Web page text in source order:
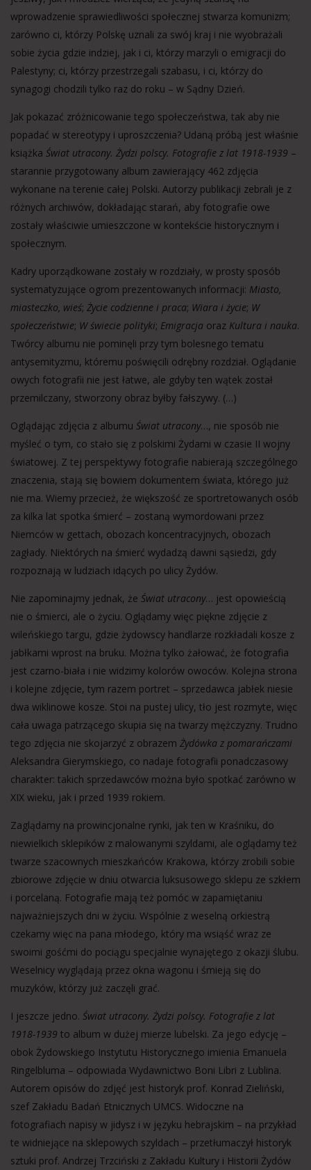
wprowadzenie sprawiedliwości społecznej stwarza komunizm;
zarówno ci, którzy Polskę uznali za swój kraj i nie wyobrażali
sobie życia gdzie indziej, jak i ci, którzy marzyli o emigracji do
Palestyny; ci, którzy przestrzegali szabasu, i ci, którzy do
synagogi chodzili tylko raz do roku – w Sądny Dzień.
Jak pokazać zróżnicowanie tego społeczeństwa, tak aby nie
popadać w stereotypy i uproszczenia? Udaną próbą jest właśnie
książka Świat utracony. Żydzi polscy. Fotografie z lat 1918-1939 –
starannie przygotowany album zawierający 462 zdjęcia
wykonane na terenie całej Polski. Autorzy publikacji zebrali je z
różnych archiwów, dokładając starań, aby fotografie owe
zostały właściwie umieszczone w kontekście historycznym i
społecznym.
Kadry uporządkowane zostały w rozdziały, w prosty sposób
systematyzujące ogrom prezentowanych informacji: Miasto,
miasteczko, wieś; Życie codzienne i praca; Wiara i życie; W
społeczeństwie; W świecie polityki; Emigracja oraz Kultura i nauka.
Twórcy albumu nie pominęli przy tym bolesnego tematu
antysemityzmu, któremu poświęcili odrębny rozdział. Oglądanie
owych fotografii nie jest łatwe, ale gdyby ten wątek został
przemilczany, stworzony obraz byłby fałszywy. (…)
Oglądając zdjęcia z albumu Świat utracony…, nie sposób nie
myśleć o tym, co stało się z polskimi Żydami w czasie II wojny
światowej. Z tej perspektywy fotografie nabierają szczególnego
znaczenia, stają się bowiem dokumentem świata, którego już
nie ma. Wiemy przecież, że większość ze sportretowanych osób
za kilka lat spotka śmierć – zostaną wymordowani przez
Niemców w gettach, obozach koncentracyjnych, obozach
zagłady. Niektórych na śmierć wydadzą dawni sąsiedzi, gdy
rozpoznają w ludziach idących po ulicy Żydów.
Nie zapominajmy jednak, że Świat utracony… jest opowieścią
nie o śmierci, ale o życiu. Oglądamy więc piękne zdjęcie z
wileńskiego targu, gdzie żydowscy handlarze rozkładali kosze z
jabłkami wprost na bruku. Można tylko żałować, że fotografia
jest czarno-biała i nie widzimy kolorów owoców. Kolejna strona
i kolejne zdjęcie, tym razem portret – sprzedawca jabłek niesie
dwa wiklinowe kosze. Stoi na pustej ulicy, tło jest rozmyte, więc
cała uwaga patrzącego skupia się na twarzy mężczyzny. Trudno
tego zdjęcia nie skojarzyć z obrazem Żydówka z pomarańczami
Aleksandra Gierymskiego, co nadaje fotografii ponadczasowy
charakter: takich sprzedawców można było spotkać zarówno w
XIX wieku, jak i przed 1939 rokiem.
Zaglądamy na prowincjonalne rynki, jak ten w Kraśniku, do
niewielkich sklepików z malowanymi szyldami, ale oglądamy też
twarze szacownych mieszkańców Krakowa, którzy zrobili sobie
zbiorowe zdjęcie w dniu otwarcia luksusowego sklepu ze szkłem
i porcelaną. Fotografie mają też pomóc w zapamiętaniu
najważniejszych dni w życiu. Wspólnie z weselną orkiestrą
czekamy więc na pana młodego, który ma wsiąść wraz ze
swoimi gośćmi do pociągu specjalnie wynajętego z okazji ślubu.
Weselnicy wyglądają przez okna wagonu i śmieją się do
muzyków, którzy już zaczęli grać.
I jeszcze jedno. Świat utracony. Żydzi polscy. Fotografie z lat
1918-1939 to album w dużej mierze lubelski. Za jego edycję –
obok Żydowskiego Instytutu Historycznego imienia Emanuela
Ringelbluma – odpowiada Wydawnictwo Boni Libri z Lublina.
Autorem opisów do zdjęć jest historyk prof. Konrad Zieliński,
szef Zakładu Badań Etnicznych UMCS. Widoczne na
fotografiach napisy w jidysz i w języku hebrajskim – na przykład
te widniejące na sklepowych szyldach – przetłumaczył historyk
sztuki prof. Andrzej Trzciński z Zakładu Kultury i Historii Żydów